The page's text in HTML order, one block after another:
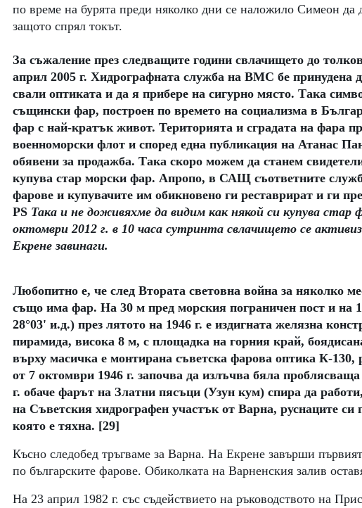
по време на бурята преди няколко дни се наложило Симеон да
защото спрял токът.
За съжаление през следващите години свлачището до
април 2005 г. Хидрографната служба на ВМС бе принудена
свали оптиката и да я прибере на сигурно място. Така
същински фар, построен по времето на социализма в
фар с най-кратък живот. Територията и сградата на фара
военноморски флот и според една публикация на Атанас
обявени за продажба. Така скоро можем да станем
купува стар морски фар. Апропо, в САЩ съответните
фарове и купувачите им обикновено ги реставрират и ги
PS Така и не доживяхме да видим как някой си купува стар
октомври 2012 г. в 10 часа сутринта свлачището се
Екрене завинаги.
Любопитно е, че след Втората световна война за няколко
също има фар. На 30 м пред морския пограничен пост и на
28°03' и.д.) през лятото на 1946 г. е издигната желязна
пирамида, висока 8 м, с площадка на горния край,
върху масичка е монтирана съветска фарова оптика К-130,
от 7 октомври 1946 г. започва да излъчва бяла
г. обаче фарът на Златни пясъци (Узун кум) спира да
на Съветския хидрографен участък от Варна, руснаците си
която е тяхна. [29]
Късно следобед тръгваме за Варна. На Екрене завърши
по българските фарове. Обиколката на Варненския залив
На 23 април 1982 г. със съдействието на ръководството на